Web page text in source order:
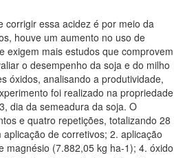
corrigir essa acidez é por meio da
houve um aumento no uso de
exigem mais estudos que comprovem
o desempenho da soja e do milho
óxidos, analisando a produtividade,
foi realizado na propriedade
dia da semeadura da soja. O
e quatro repetições, totalizando 28
de corretivos; 2. aplicação
magnésio (7.882,05 kg ha-1); 4. óxido